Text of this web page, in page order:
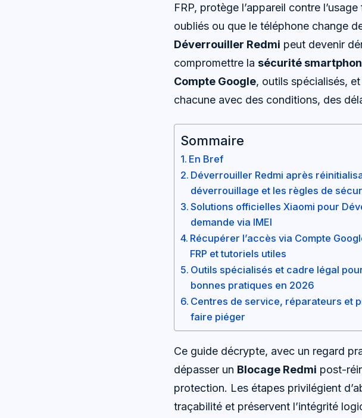
FRP, protège l’appareil contre
oubliés ou que le téléphone change
Déverrouiller Redmi peut devenir
compromettre la sécurité
Compte Google, outils spécialisés,
chacune avec des conditions, des
Sommaire
En Bref
Déverrouiller Redmi après
déverrouillage et les règles de
Solutions officielles Xiaomi pour
demande via IMEI
Récupérer l’accès via Compte
FRP et tutoriels utiles
Outils spécialisés et cadre légal
bonnes pratiques en 2026
Centres de service, réparateurs et
faire piéger
Ce guide décrypte, avec un regard
dépasser un Blocage Redmi post-
protection. Les étapes privilégient
traçabilité et préservent l’intégrité